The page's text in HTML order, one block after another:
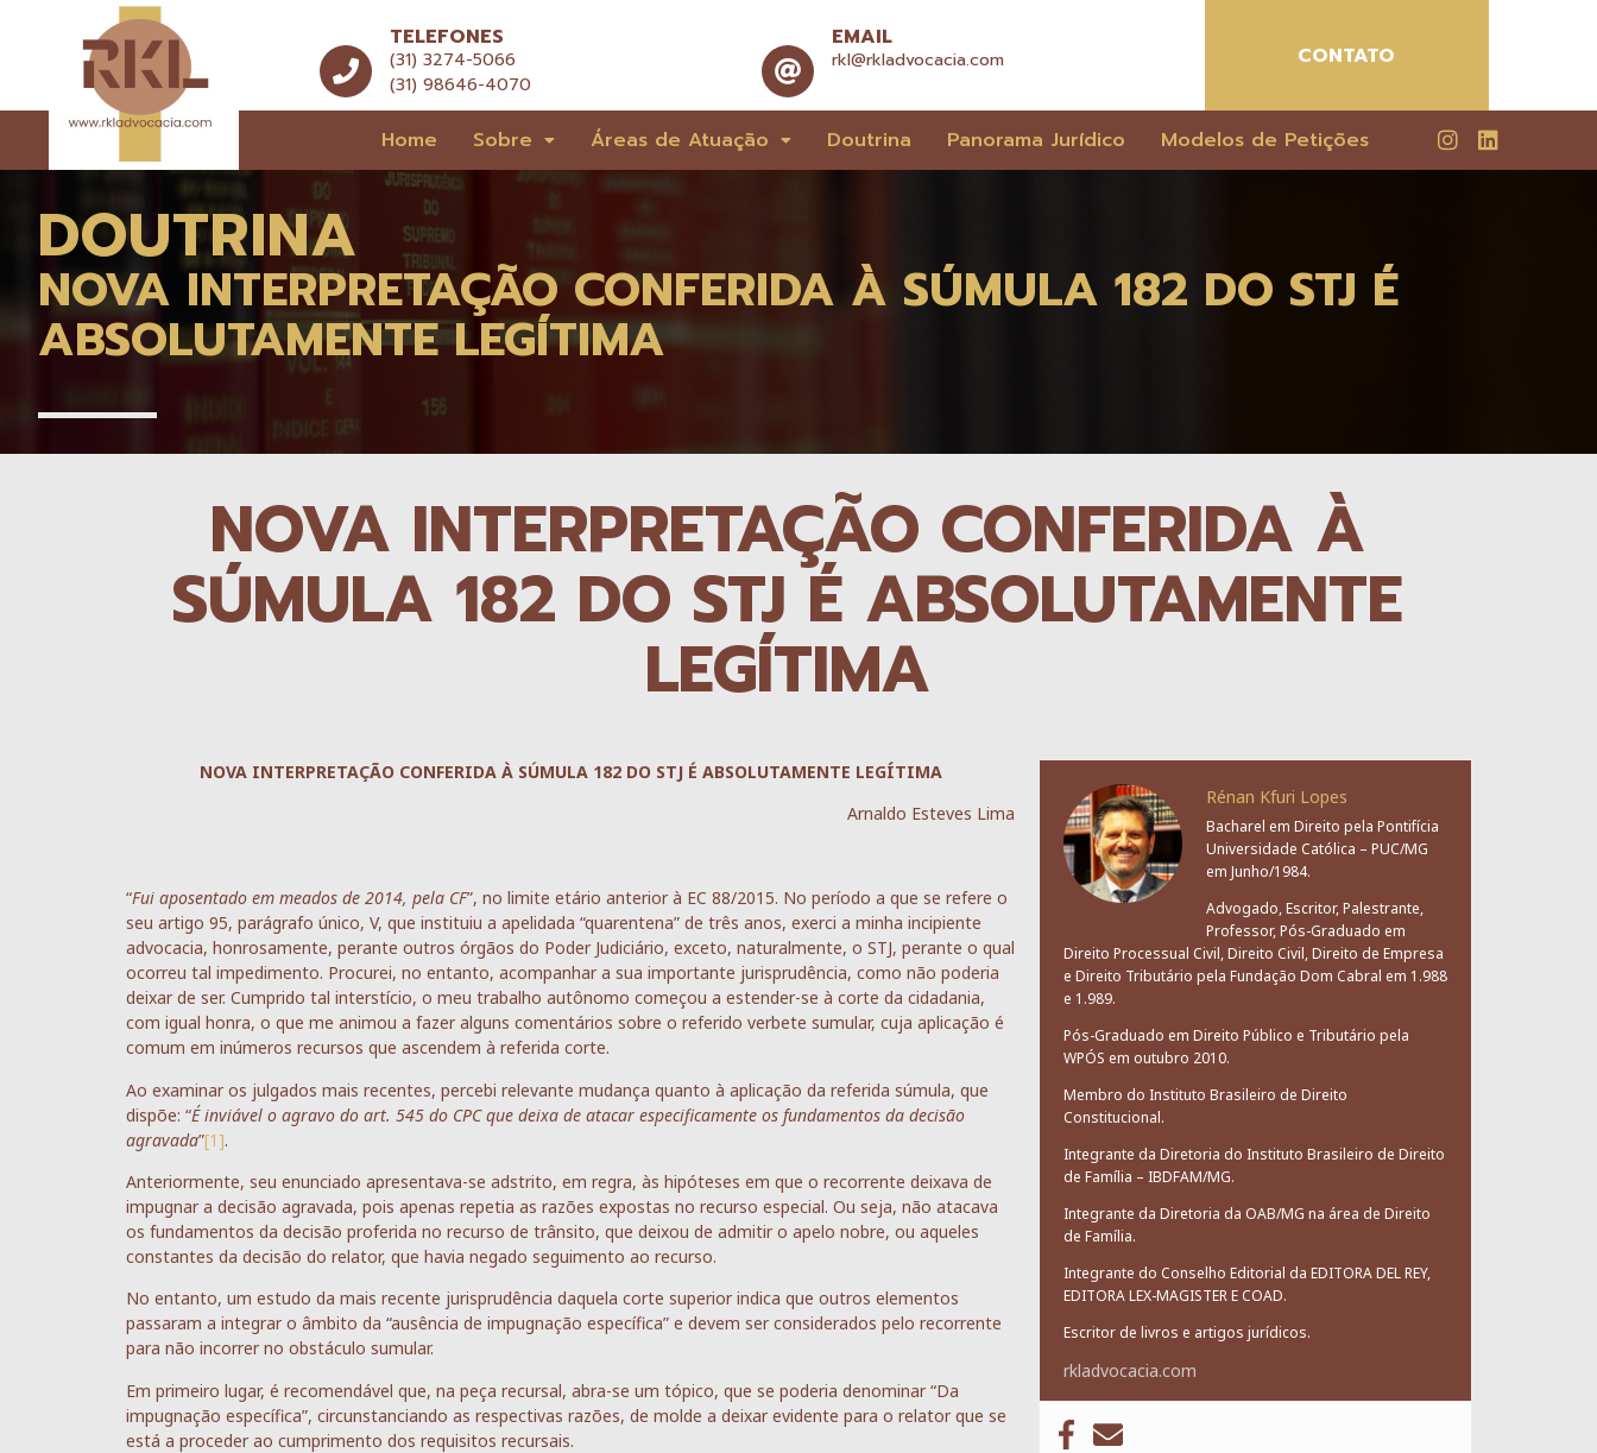
TELEFONES
(31) 3274-5066
(31) 98646-4070
EMAIL
rkl@rkladvocacia.com CONTATO
Home Sobre Áreas de Atuação Doutrina Panorama Jurídico Modelos de Petições
DOUTRINA
NOVA INTERPRETAÇÃO CONFERIDA À SÚMULA 182 DO STJ É
ABSOLUTAMENTE LEGÍTIMA
NOVA INTERPRETAÇÃO CONFERIDA À
SÚMULA 182 DO STJ É ABSOLUTAMENTE
LEGÍTIMA
NOVA INTERPRETAÇÃO CONFERIDA À SÚMULA 182 DO STJ É ABSOLUTAMENTE LEGÍTIMA
Arnaldo Esteves Lima
“Fui aposentado em meados de 2014, pela CF”, no limite etário anterior à EC 88/2015. No período a que se refere o
seu artigo 95, parágrafo único, V, que instituiu a apelidada “quarentena” de três anos, exerci a minha incipiente
advocacia, honrosamente, perante outros órgãos do Poder Judiciário, exceto, naturalmente, o STJ, perante o qual
ocorreu tal impedimento. Procurei, no entanto, acompanhar a sua importante jurisprudência, como não poderia
deixar de ser. Cumprido tal interstício, o meu trabalho autônomo começou a estender-se à corte da cidadania,
com igual honra, o que me animou a fazer alguns comentários sobre o referido verbete sumular, cuja aplicação é
comum em inúmeros recursos que ascendem à referida corte.
Ao examinar os julgados mais recentes, percebi relevante mudança quanto à aplicação da referida súmula, que
dispõe: “É inviável o agravo do art. 545 do CPC que deixa de atacar especificamente os fundamentos da decisão
agravada”[1].
Anteriormente, seu enunciado apresentava-se adstrito, em regra, às hipóteses em que o recorrente deixava de
impugnar a decisão agravada, pois apenas repetia as razões expostas no recurso especial. Ou seja, não atacava
os fundamentos da decisão proferida no recurso de trânsito, que deixou de admitir o apelo nobre, ou aqueles
constantes da decisão do relator, que havia negado seguimento ao recurso.
No entanto, um estudo da mais recente jurisprudência daquela corte superior indica que outros elementos
passaram a integrar o âmbito da “ausência de impugnação específica” e devem ser considerados pelo recorrente
para não incorrer no obstáculo sumular.
Em primeiro lugar, é recomendável que, na peça recursal, abra-se um tópico, que se poderia denominar “Da
impugnação específica”, circunstanciando as respectivas razões, de molde a deixar evidente para o relator que se
está a proceder ao cumprimento dos requisitos recursais.
Rénan Kfuri Lopes
Bacharel em Direito pela Pontifícia
Universidade Católica – PUC/MG
em Junho/1984.
Advogado, Escritor, Palestrante,
Professor, Pós-Graduado em
Direito Processual Civil, Direito Civil, Direito de Empresa
e Direito Tributário pela Fundação Dom Cabral em 1.988
e 1.989.
Pós-Graduado em Direito Público e Tributário pela
WPÓS em outubro 2010.
Membro do Instituto Brasileiro de Direito
Constitucional.
Integrante da Diretoria do Instituto Brasileiro de Direito
de Família – IBDFAM/MG.
Integrante da Diretoria da OAB/MG na área de Direito
de Família.
Integrante do Conselho Editorial da EDITORA DEL REY,
EDITORA LEX-MAGISTER E COAD.
Escritor de livros e artigos jurídicos.
rkladvocacia.com